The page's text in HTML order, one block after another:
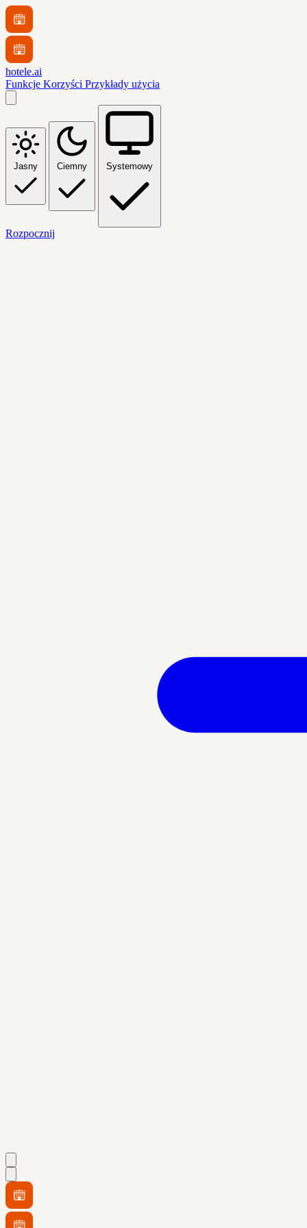
hotele.ai
Funkcje Korzyści Przykłady użycia
Jasny Ciemny Systemowy
Rozpocznij